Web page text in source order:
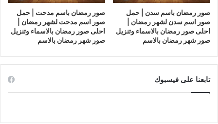
صور رمضان باسم سدن | حمل
صور اسم سدن لشهر رمضان |
احلى صور رمضان بالاسماء وتنزيل
صور شهر رمضان بالاسم
صور رمضان باسم مدحت | حمل
صور اسم مدحت لشهر رمضان |
احلى صور رمضان بالاسماء وتنزيل
صور شهر رمضان بالاسم
تابعنا على فيسبوك